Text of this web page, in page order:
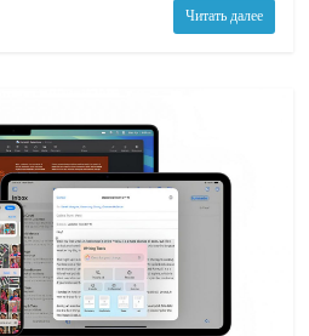
Читать далее